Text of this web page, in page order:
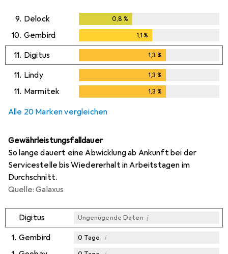
9. Delock 0,8 %
10. Gembird 1,1%
11. Digitus 1,3 %
11. Lindy 1,3 %
11. Marmitek 1,3 %
Alle 20 Marken vergleichen
Gewährleistungsfalldauer
So lange dauert eine Abwicklung ab Ankunft bei der
Servicestelle bis Wiedererhalt in Arbeitstagen im
Durchschnitt.
Quelle: Galaxus
Digitus Ungenügende Daten i
1. Gembird 0 Tage i